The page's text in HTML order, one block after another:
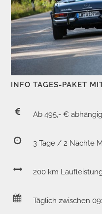
INFO TAGES-PAKET
Ab 495,- €
3 Tage / 2 Nächte
200 km
Täglich zwischen